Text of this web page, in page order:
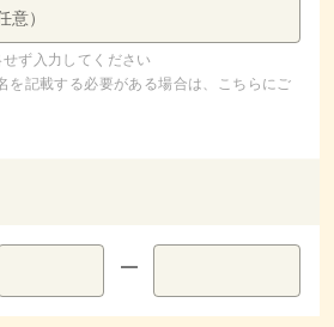
意）
ず入力してください
を記載する必要がある場合は、こちらにご